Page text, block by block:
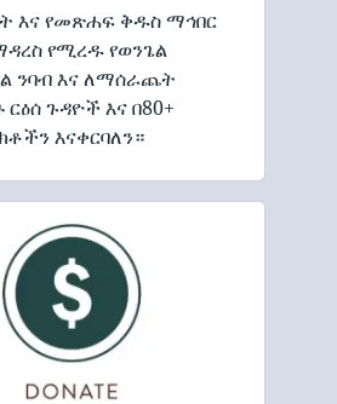
እና የመጽሐፍ ቅዱስ ማኅበር
የሚረዱ የወንጌል
ንባብ እና ለማሰራጨት
ጉዳዮች እና በ80+
እናቀርባለን።